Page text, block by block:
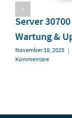
Server 30700
Wartung &
November 18, 2025 |
Kommentare